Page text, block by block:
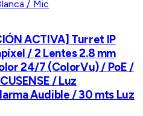
ACTIVA] Turret IP
/ 2 Lentes 2.8 mm
24/7 (ColorVu) / PoE /
/ Luz
Audible / 30 mts Luz